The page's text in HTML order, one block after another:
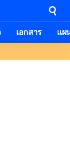
เอกสาร แผ